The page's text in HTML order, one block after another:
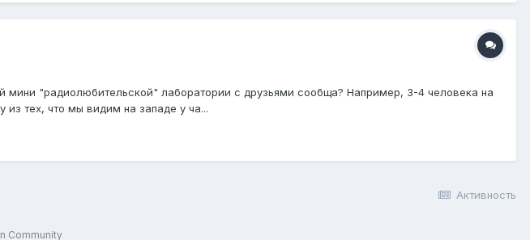
мини "радиолюбительской" лаборатории с друзьями сообща? Например, 3-4 человека на
тех, что мы видим на западе у ча...
Активность
Community